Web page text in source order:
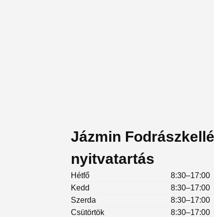
Jázmin
nyitvatartás
Hétfő
8:30–17:00
Kedd
8:30–17:00
Szerda
8:30–17:00
Csütörtök
8:30–17:00